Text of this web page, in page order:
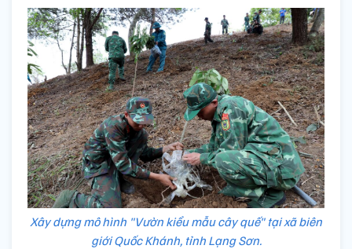
Xây dựng mô hình "Vườn kiểu mẫu cây quế" tại xã biên
giới Quốc Khánh, tỉnh Lạng Sơn.